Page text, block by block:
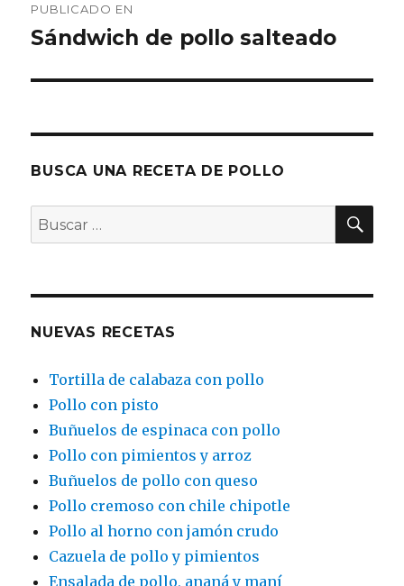
de
PUBLICADO EN
Sándwich de pollo salteado
BUSCA UNA RECETA DE POLLO
Buscar
por:
NUEVAS RECETAS
Tortilla de calabaza con pollo
Pollo con pisto
Buñuelos de espinaca con pollo
Pollo con pimientos y arroz
Buñuelos de pollo con queso
Pollo cremoso con chile chipotle
Pollo al horno con jamón crudo
Cazuela de pollo y pimientos
Ensalada de pollo, ananá y maní